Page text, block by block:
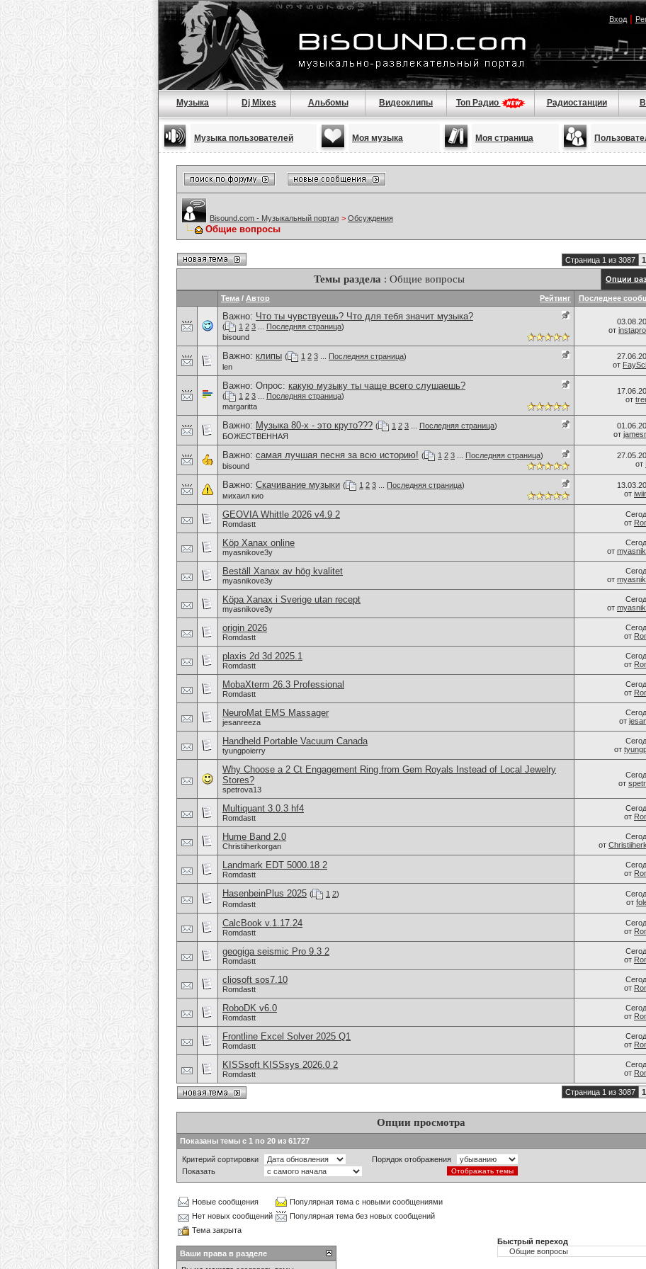
Вход|
Музыка Dj Mixes Альбомы Видеоклипы Топ Радио Радиостанции
Музыка пользователей Моя музыка Моя страница
Bisound.com - Музыкальный портал > Обсуждения
Общие вопросы
Страница 1 из 3087 1
Темы раздела : Общие вопросы Опции
Рейтинг
Тема / Автор Последнее
Важно: Что ты чувствуешь? Что для тебя значит музыка?
( 1 2 3 Последняя страница)
bisound
от
Важно: клипы ( 1 2 3 Последняя страница)
len
от
Важно: Опрос: какую музыку ты чаще всего слушаешь?
( 1 2 3 Последняя страница)
margaritta
от
Важно: Музыка 80-х - это круто??? ( 1 2 3 Последняя страница)
БОЖЕСТВЕННАЯ
от
Важно: самая лучшая песня за всю историю! ( 1 2 3 Последняя страница)
bisound
от
Важно: Скачивание музыки ( 1 2 3 Последняя страница)
михаил кио
от
GEOVIA Whittle 2026 v4.9 2
Romdastt
от
Köp Xanax online
myasnikove3y
от
Beställ Xanax av hög kvalitet
myasnikove3y
от
Köpa Xanax i Sverige utan recept
myasnikove3y
от
origin 2026
Romdastt
от
plaxis 2d 3d 2025.1
Romdastt
от
MobaXterm 26.3 Professional
Romdastt
от
NeuroMat EMS Massager
jesanreeza
от
Handheld Portable Vacuum Canada
tyungpoierry
от
Why Choose a 2 Ct Engagement Ring from Gem Royals Instead of Local Jewelry
Stores?
spetrova13
от
Multiquant 3.0.3 hf4
Romdastt
от
Hume Band 2.0
Christiiherkorgan
от
Landmark EDT 5000.18 2
Romdastt
от
HasenbeinPlus 2025 ( 1 2)
Romdastt
от
CalcBook v.1.17.24
Romdastt
от
geogiga seismic Pro 9.3 2
Romdastt
от
cliosoft sos7.10
Romdastt
от
RoboDK v6.0
Romdastt
от
Frontline Excel Solver 2025 Q1
Romdastt
от
KISSsoft KISSsys 2026.0 2
Romdastt
от
Страница 1 из 3087 1
Опции просмотра
Показаны темы с 1 по 20 из 61727
Критерий сортировки
Порядок отображения
Показать
Новые сообщения
Популярная тема с новыми сообщениями
Нет новых сообщений
Популярная тема без новых сообщений
Тема закрыта
Ваши права в разделе
Быстрый переход